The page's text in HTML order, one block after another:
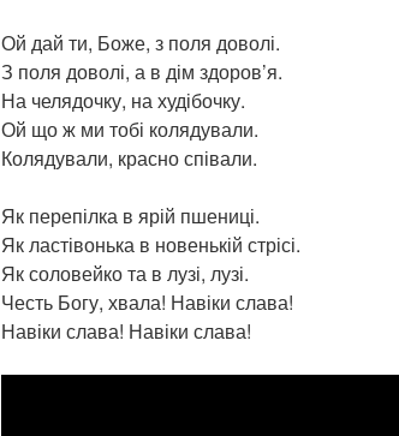
Ой дай ти, Боже, з поля доволі.
З поля доволі, а в дім здоров’я.
На челядочку, на худібочку.
Ой що ж ми тобі колядували.
Колядували, красно співали.
Як перепілка в ярій пшениці.
Як ластівонька в новенькій стрісі.
Як соловейко та в лузі, лузі.
Честь Богу, хвала! Навіки слава!
Навіки слава! Навіки слава!